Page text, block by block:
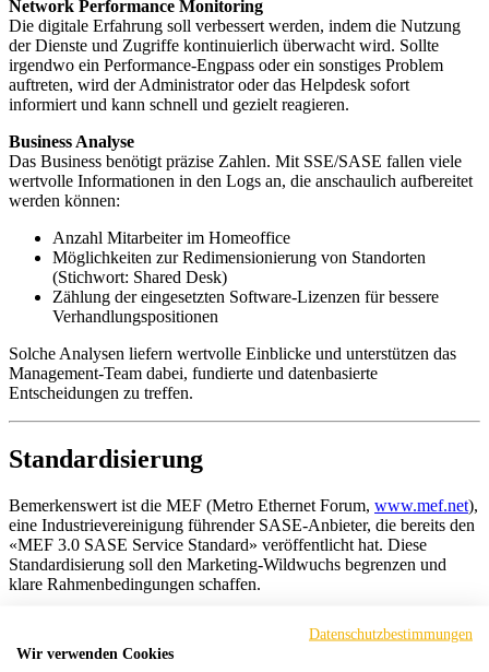
Network Performance Monitoring
Die digitale Erfahrung soll verbessert werden, indem die Nutzung
der Dienste und Zugriffe kontinuierlich überwacht wird. Sollte
irgendwo ein Performance-Engpass oder ein sonstiges Problem
auftreten, wird der Administrator oder das Helpdesk sofort
informiert und kann schnell und gezielt reagieren.
Business Analyse
Das Business benötigt präzise Zahlen. Mit SSE/SASE fallen viele
wertvolle Informationen in den Logs an, die anschaulich aufbereitet
werden können:
Anzahl Mitarbeiter im Homeoffice
Möglichkeiten zur Redimensionierung von Standorten
(Stichwort: Shared Desk)
Zählung der eingesetzten Software-Lizenzen für bessere
Verhandlungspositionen
Solche Analysen liefern wertvolle Einblicke und unterstützen das
Management-Team dabei, fundierte und datenbasierte
Entscheidungen zu treffen.
Standardisierung
Bemerkenswert ist die MEF (Metro Ethernet Forum, www.mef.net),
eine Industrievereinigung führender SASE-Anbieter, die bereits den
«MEF 3.0 SASE Service Standard» veröffentlicht hat. Diese
Standardisierung soll den Marketing-Wildwuchs begrenzen und
klare Rahmenbedingungen schaffen.
SASE) veröffentlicht, in dem ein Hersteller alle SASE-
Komponenten bereitstellen kann. Dies bedeutet jedoch nicht, dass
Datenschutzbestimmungen
Wir verwenden Cookies